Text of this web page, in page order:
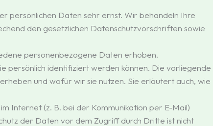
persönlichen Daten sehr ernst. Wir behandeln Ihre
den gesetzlichen Datenschutzvorschriften sowie
personenbezogene Daten erhoben.
persönlich identifiziert werden können. Die vorliegende
und wofür wir sie nutzen. Sie erläutert auch, wie
Internet (z. B. bei der Kommunikation per E-Mail)
der Daten vor dem Zugriff durch Dritte ist nicht